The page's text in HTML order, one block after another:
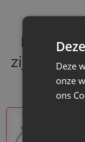
Bij
zijn
Kant-
Deze
onze
ons